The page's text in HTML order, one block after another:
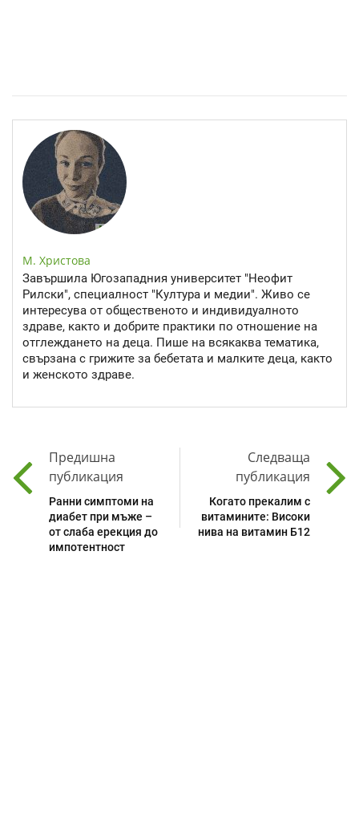
М. Христова
Завършила Югозападния университет "Неофит
Рилски", специалност "Култура и медии". Живо се
интересува от общественото и индивидуалното
здраве, както и добрите практики по отношение на
отглеждането на деца. Пише на всякаква тематика,
свързана с грижите за бебетата и малките деца, както
и женското здраве.
Предишна
публикация
Ранни симптоми на
диабет при мъже –
от слаба ерекция до
импотентност
Следваща
публикация
Когато прекалим с
витамините: Високи
нива на витамин Б12